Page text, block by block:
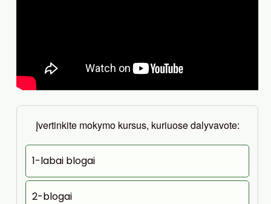
Įvertinkite mokymo kursus, kuriuose dalyvavote:
1-labai blogai
2-blogai